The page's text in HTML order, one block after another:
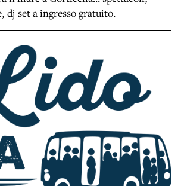
set a ingresso gratuito.